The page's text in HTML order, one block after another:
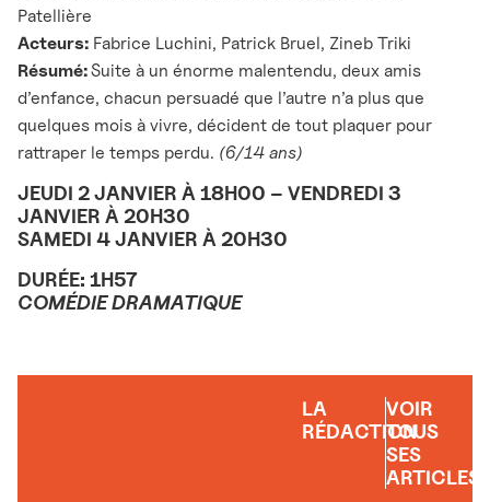
Patellière
Acteurs: Fabrice Luchini, Patrick Bruel, Zineb Triki
Résumé:Suite à un énorme malentendu, deux amis
d’enfance, chacun persuadé que l’autre n’a plus que
quelques mois à vivre, décident de tout plaquer pour
rattraper le temps perdu. (6/14 ans)
JEUDI 2 JANVIER À 18H00 – VENDREDI 3
JANVIER À 20H30
SAMEDI 4 JANVIER À 20H30
DURÉE: 1H57
COMÉDIE DRAMATIQUE
LA
RÉDACTION
VOIR
TOUS
SES
ARTICLES